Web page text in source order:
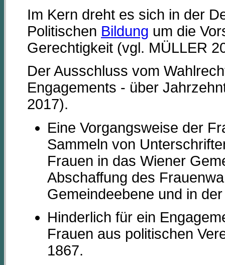
Im Kern dreht es sich in der
Politischen Bildung um die
Gerechtigkeit (vgl. MÜLLER
Der Ausschluss vom
Engagements - über
2017).
Eine Vorgangsweise der
Sammeln von
Frauen in das Wiener
Abschaffung des
Gemeindeebene und in
Hinderlich für ein
Frauen aus politischen
1867.